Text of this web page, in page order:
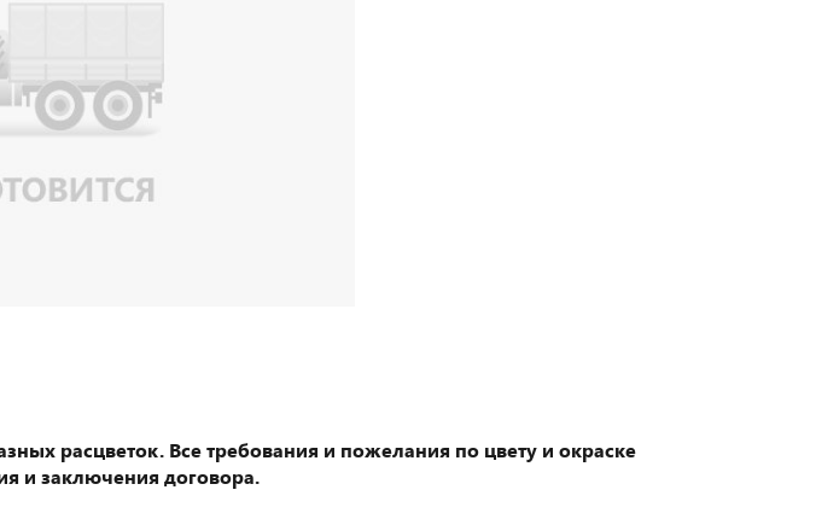
расцветок. Все требования и пожелания по цвету и окраске
и заключения договора.